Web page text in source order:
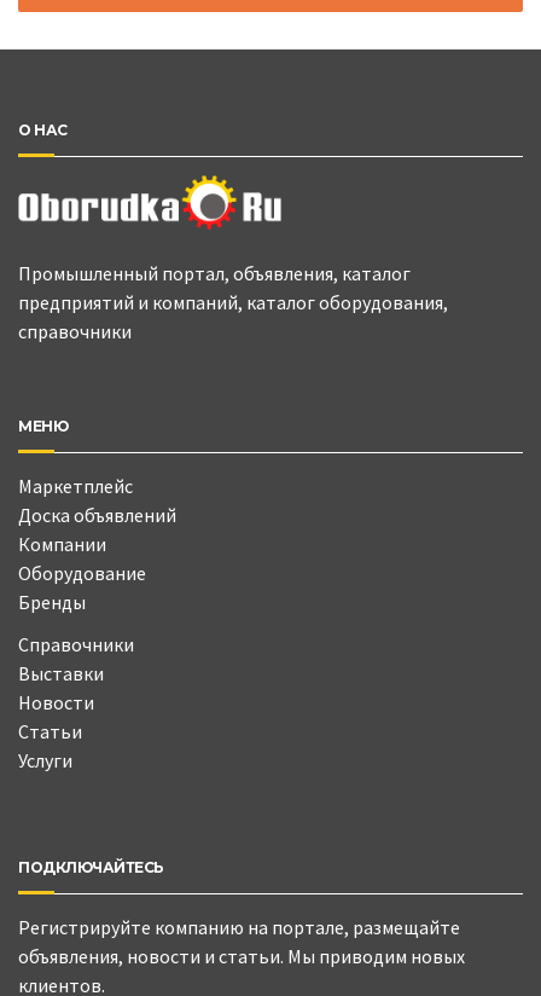
О НАС
Промышленный портал, объявления, каталог
предприятий и компаний, каталог оборудования,
справочники
МЕНЮ
Маркетплейс
Доска объявлений
Компании
Оборудование
Бренды
Справочники
Выставки
Новости
Статьи
Услуги
ПОДКЛЮЧАЙТЕСЬ
Регистрируйте компанию на портале, размещайте
объявления, новости и статьи. Мы приводим новых
клиентов.